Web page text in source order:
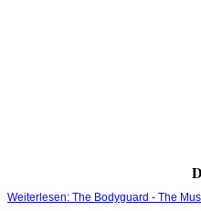
Weiterlesen: The Bodyguard - The